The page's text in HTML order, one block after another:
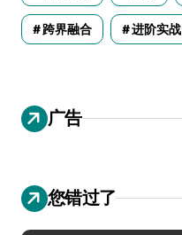
跨界融合 进阶实战
广告
您错过了